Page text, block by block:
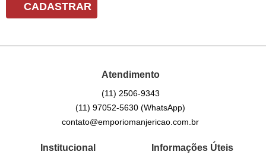
CADASTRAR
Atendimento
(11) 2506-9343
(11) 97052-5630(WhatsApp)
contato@emporiomanjericao.com.br
Institucional Informações Úteis